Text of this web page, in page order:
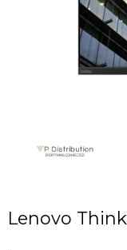
Lenovo